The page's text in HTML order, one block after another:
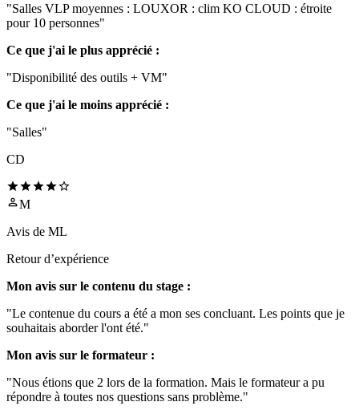
"Salles VLP moyennes : LOUXOR : clim KO CLOUD : étroite
pour 10 personnes"
Ce que j'ai le plus apprécié :
"Disponibilité des outils + VM"
Ce que j'ai le moins apprécié :
"Salles"
CD
M
Avis de ML
Retour d’expérience
Mon avis sur le contenu du stage :
"Le contenue du cours a été a mon ses concluant. Les points que je
souhaitais aborder l'ont été."
Mon avis sur le formateur :
"Nous étions que 2 lors de la formation. Mais le formateur a pu
répondre à toutes nos questions sans problème."